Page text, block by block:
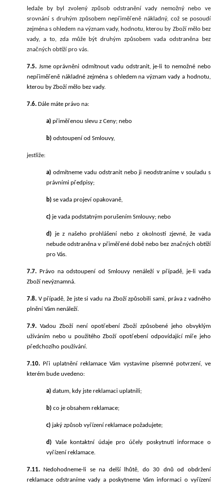
ledaže by byl zvolený způsob odstranění vady nemožný nebo ve
srovnání s druhým způsobem nepřiměřeně nákladný, což se posoudí
zejména s ohledem na význam vady, hodnotu, kterou by Zboží mělo bez
vady, a to, zda může být druhým způsobem vada odstraněna bez
značných obtíží pro vás.
7.5. Jsme oprávněni odmítnout vadu odstranit, je-li to nemožné nebo
nepřiměřeně nákladné zejména s ohledem na význam vady a hodnotu,
kterou by Zboží mělo bez vady.
7.6. Dále máte právo na:
a) přiměřenou slevu z Ceny; nebo
b) odstoupení od Smlouvy,
jestliže:
a) odmítneme vadu odstranit nebo ji neodstraníme v souladu s
právními předpisy;
b) se vada projeví opakovaně,
c) je vada podstatným porušením Smlouvy; nebo
d) je z našeho prohlášení nebo z okolností zjevné, že vada
nebude odstraněna v přiměřené době nebo bez značných obtíží
pro Vás.
7.7. Právo na odstoupení od Smlouvy nenáleží v případě, je-li vada
Zboží nevýznamná.
7.8. V případě, že jste si vadu na Zboží způsobili sami, práva z vadného
plnění Vám nenáleží.
7.9. Vadou Zboží není opotřebení Zboží způsobené jeho obvyklým
užíváním nebo u použitého Zboží opotřebení odpovídající míře jeho
předchozího používání.
7.10. Při uplatnění reklamace Vám vystavíme písemné potvrzení, ve
kterém bude uvedeno:
a) datum, kdy jste reklamaci uplatnili;
b) co je obsahem reklamace;
c) jaký způsob vyřízení reklamace požadujete;
d) Vaše kontaktní údaje pro účely poskytnutí informace o
vyřízení reklamace.
7.11. Nedohodneme-li se na delší lhůtě, do 30 dnů od obdržení
reklamace odstraníme vady a poskytneme Vám informaci o vyřízení